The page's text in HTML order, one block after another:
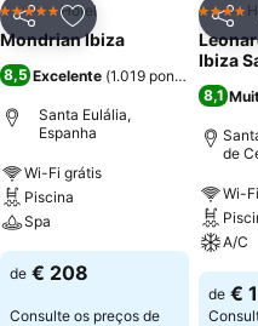
PartilharAdicionar aos
5 EstrelasHotel
Mondrian Ibiza
8,5 Excelente (1.019 pontuações
Santa Eulália,
Espanha
Wi-Fi grátis
Piscina
Spa
de € 208
Consulte os preços de
4
Ibiza
8,1
de
Wi-
A/C
de €